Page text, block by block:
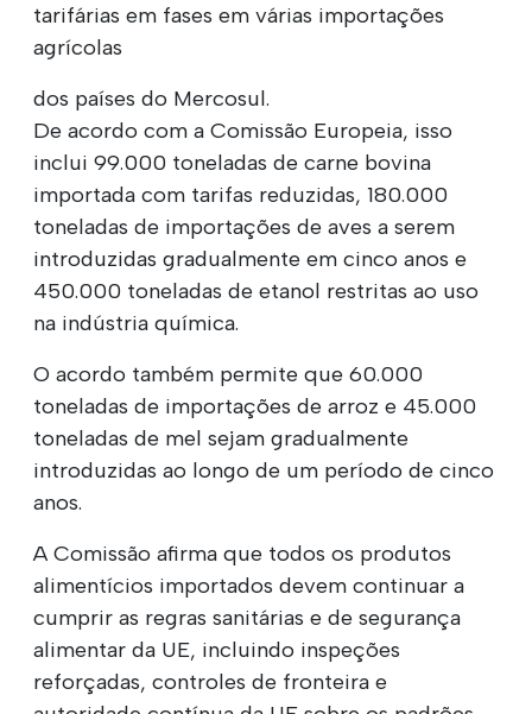
tarifárias em fases em várias importações
agrícolas
dos países do Mercosul.
De acordo com a Comissão Europeia, isso
inclui 99.000 toneladas de carne bovina
importada com tarifas reduzidas, 180.000
toneladas de importações de aves a serem
introduzidas gradualmente em cinco anos e
450.000 toneladas de etanol restritas ao uso
na indústria química.
O acordo também permite que 60.000
toneladas de importações de arroz e 45.000
toneladas de mel sejam gradualmente
introduzidas ao longo de um período de cinco
anos.
A Comissão afirma que todos os produtos
alimentícios importados devem continuar a
cumprir as regras sanitárias e de segurança
alimentar da UE, incluindo inspeções
reforçadas, controles de fronteira e